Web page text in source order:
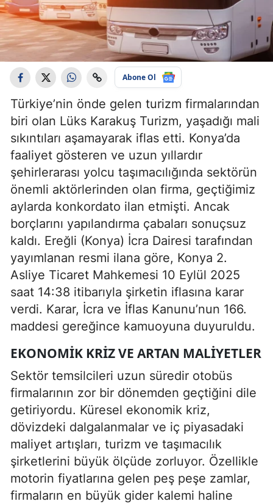
Abone Ol
Türkiye’nin önde gelen turizm firmalarından
biri olan Lüks Karakuş Turizm, yaşadığı mali
sıkıntıları aşamayarak iflas etti. Konya’da
faaliyet gösteren ve uzun yıllardır
şehirlerarası yolcu taşımacılığında sektörün
önemli aktörlerinden olan firma, geçtiğimiz
aylarda konkordato ilan etmişti. Ancak
borçlarını yapılandırma çabaları sonuçsuz
kaldı. Ereğli (Konya) İcra Dairesi tarafından
yayımlanan resmi ilana göre, Konya 2.
Asliye Ticaret Mahkemesi 10 Eylül 2025
saat 14:38 itibarıyla şirketin iflasına karar
verdi. Karar, İcra ve İflas Kanunu’nun 166.
maddesi gereğince kamuoyuna duyuruldu.
EKONOMIK KRIZ VE ARTAN MALIYETLER
Sektör temsilcileri uzun süredir otobüs
firmalarının zor bir dönemden geçtiğini dile
getiriyordu. Küresel ekonomik kriz,
dövizdeki dalgalanmalar ve iç piyasadaki
maliyet artışları, turizm ve taşımacılık
şirketlerini büyük ölçüde zorluyor. Özellikle
motorin fiyatlarına gelen peş peşe zamlar,
firmaların en büyük gider kalemi haline